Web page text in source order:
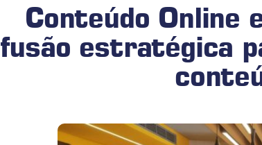
Conteúdo Online
fusão estratégica